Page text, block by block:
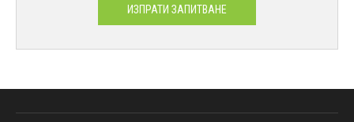
ИЗПРАТИ ЗАПИТВАНЕ